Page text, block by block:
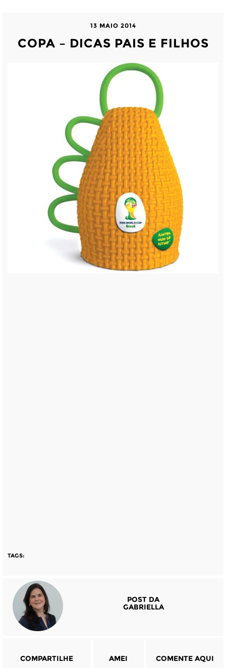
13 MAIO 2014
COPA – DICAS PAIS E FILHOS
TAGS:
POST DA
GABRIELLA
COMPARTILHE
AMEI
COMENTE AQUI